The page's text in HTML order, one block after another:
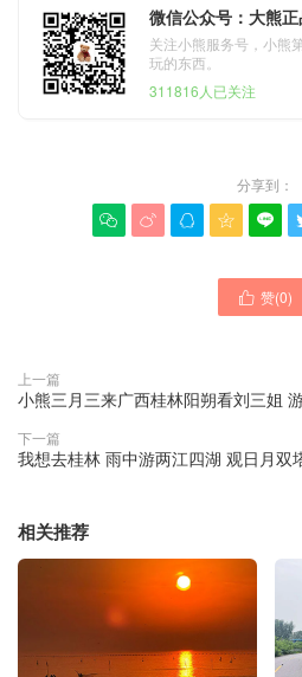
微信公众号：大熊
关注小熊服务号，小熊
玩的东西。
311816人已关注
分享到：
    
 赞(0)
上一篇
小熊三月三来广西桂林阳朔看刘三姐
下一篇
我想去桂林 雨中游两江四湖 观日月双
相关推荐